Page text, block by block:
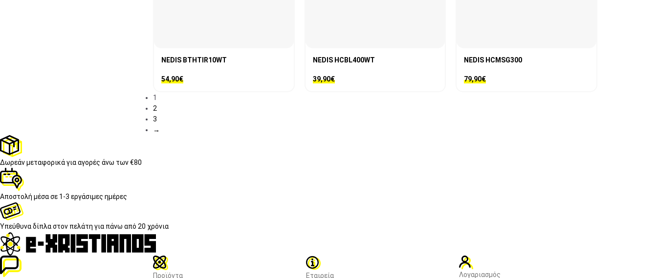
NEDIS BTHTIR10WT
54,90€
NEDIS HCBL400WT
39,90€
NEDIS HCMSG300
79,90€
1
2
3
→
Δωρεάν μεταφορικάγια αγορές άνω των €80
Αποστολή μέσα σε 1-3 εργάσιμες ημέρες
Υπεύθυνα δίπλα στον πελάτη για πάνω από 20 χρόνια
Προϊόντα Εταιρεία Λογαριασμός